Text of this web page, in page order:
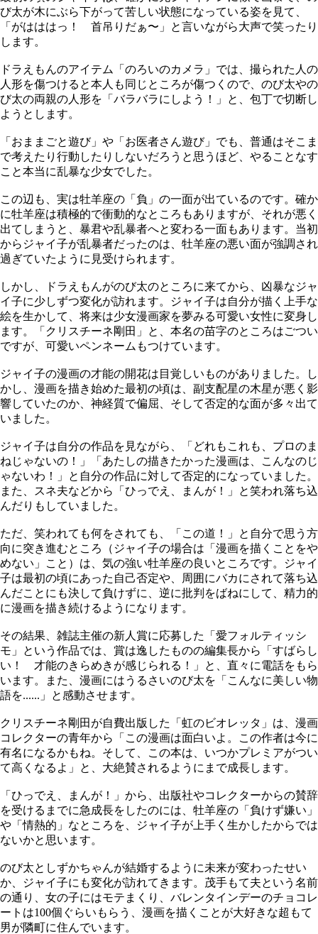
び太が木にぶら下がって苦しい状態になっている姿を見て、
「がはははっ！ 首吊りだぁ〜」と言いながら大声で笑ったり
します。
ドラえもんのアイテム「のろいのカメラ」では、撮られた人の
人形を傷つけると本人も同じところが傷つくので、のび太やの
び太の両親の人形を「バラバラにしよう！」と、包丁で切断し
ようとします。
「おままごと遊び」や「お医者さん遊び」でも、普通はそこま
で考えたり行動したりしないだろうと思うほど、やることなす
こと本当に乱暴な少女でした。
この辺も、実は牡羊座の「負」の一面が出ているのです。確か
に牡羊座は積極的で衝動的なところもありますが、それが悪く
出てしまうと、暴君や乱暴者へと変わる一面もあります。当初
からジャイ子が乱暴者だったのは、牡羊座の悪い面が強調され
過ぎていたように見受けられます。
しかし、ドラえもんがのび太のところに来てから、凶暴なジャ
イ子に少しずつ変化が訪れます。ジャイ子は自分が描く上手な
絵を生かして、将来は少女漫画家を夢みる可愛い女性に変身し
ます。「クリスチーネ剛田」と、本名の苗字のところはごつい
ですが、可愛いペンネームもつけています。
ジャイ子の漫画の才能の開花は目覚しいものがありました。し
かし、漫画を描き始めた最初の頃は、副支配星の木星が悪く影
響していたのか、神経質で偏屈、そして否定的な面が多々出て
いました。
ジャイ子は自分の作品を見ながら、「どれもこれも、プロのま
ねじゃないの！」「あたしの描きたかった漫画は、こんなのじ
ゃないわ！」と自分の作品に対して否定的になっていました。
また、スネ夫などから「ひっでえ、まんが！」と笑われ落ち込
んだりもしていました。
ただ、笑われても何をされても、「この道！」と自分で思う方
向に突き進むところ（ジャイ子の場合は「漫画を描くことをや
めない」こと）は、気の強い牡羊座の良いところです。ジャイ
子は最初の頃にあった自己否定や、周囲にバカにされて落ち込
んだことにも決して負けずに、逆に批判をばねにして、精力的
に漫画を描き続けるようになります。
その結果、雑誌主催の新人賞に応募した「愛フォルティッシ
モ」という作品では、賞は逸したものの編集長から「すばらし
い！ 才能のきらめきが感じられる！」と、直々に電話をもら
います。また、漫画にはうるさいのび太を「こんなに美しい物
語を......」と感動させます。
クリスチーネ剛田が自費出版した「虹のビオレッタ」は、漫画
コレクターの青年から「この漫画は面白いよ。この作者は今に
有名になるかもね。そして、この本は、いつかプレミアがつい
て高くなるよ」と、大絶賛されるようにまで成長します。
「ひっでえ、まんが！」から、出版社やコレクターからの賛辞
を受けるまでに急成長をしたのには、牡羊座の「負けず嫌い」
や「情熱的」なところを、ジャイ子が上手く生かしたからでは
ないかと思います。
のび太としずかちゃんが結婚するように未来が変わったせい
か、ジャイ子にも変化が訪れてきます。茂手もて夫という名前
の通り、女の子にはモテまくり、バレンタインデーのチョコレ
ートは100個ぐらいもらう、漫画を描くことが大好きな超もて
男が隣町に住んでいます。